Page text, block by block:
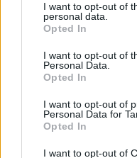
not limited to your visit
grant or deny consent to
use your data for below
consent section.
I want to opt-out of
personal data.
Opted In
I want to opt-out of
Personal Data.
Opted In
I want to opt-out of
Personal Data for
Opted In
I want to opt-out of